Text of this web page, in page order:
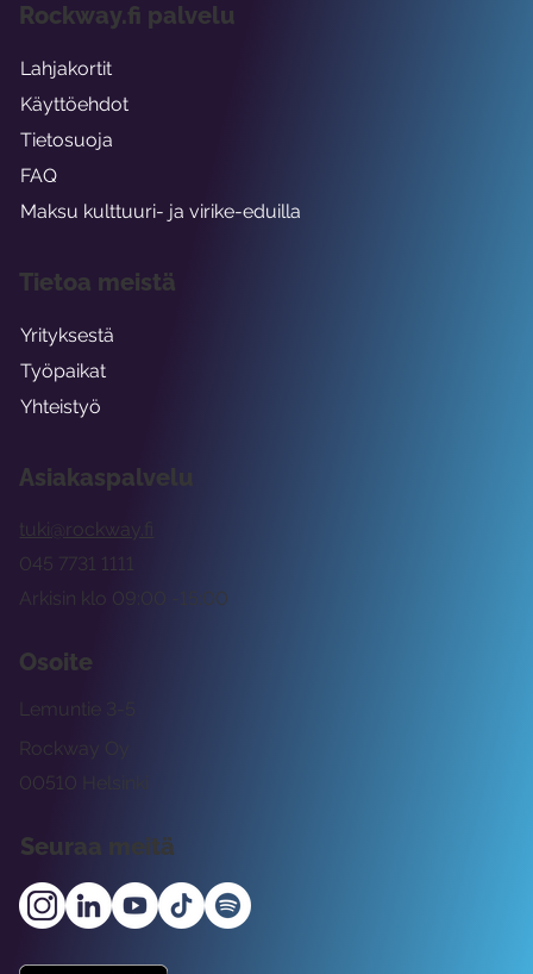
Asiakaspalvelu
tuki@rockway.fi
Arkisin klo 09:00 -15:00
045 7731 1111
Osoite
Rockway Oy
Lemuntie 3-5
00510 Helsinki
Seuraa meitä
Rockway.fi palvelu
Lahjakortit
Käyttöehdot
Tietosuoja
FAQ
Maksu kulttuuri- ja virike-eduilla
Tietoa meistä
Yrityksestä
Työpaikat
Yhteistyö